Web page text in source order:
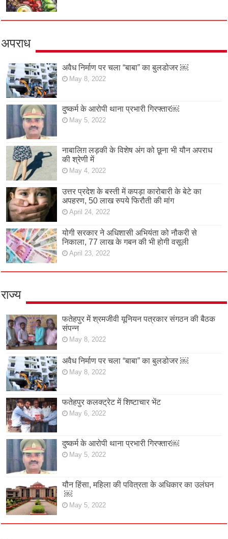
अपराध
अवैध निर्माण पर चला “बाबा” का बुलडोजर ￼
May 8, 2022
दुष्कर्म के आरोपी थाना प्रभारी गिरफ्तार￼
May 5, 2022
नाबालिग़ लड़की के विशेष अंग को छूना भी यौन अपराध
की श्रेणी में
May 4, 2022
उत्तर प्रदेश के बस्ती में कपड़ा कारोबारी के बेटे का
अपहरण, 50 लाख रुपये फिरौती की मांग
April 24, 2022
योगी सरकार ने अधिशासी अभियंता को नौकरी से
निकाला, 77 लाख के गबन की भी होगी वसूली
April 23, 2022
राज्य
फतेहपुर में श्रमजीवी यूनियन पत्रकार संगठन की बैठक
संपन्न
May 8, 2022
अवैध निर्माण पर चला “बाबा” का बुलडोजर ￼
May 8, 2022
फतेहपुर कलक्ट्रेट में शिष्टाचार भेंट
May 6, 2022
दुष्कर्म के आरोपी थाना प्रभारी गिरफ्तार￼
May 5, 2022
यौन हिंसा, महिला की पवित्रता के अधिकार का उलंघन
￼
May 5, 2022